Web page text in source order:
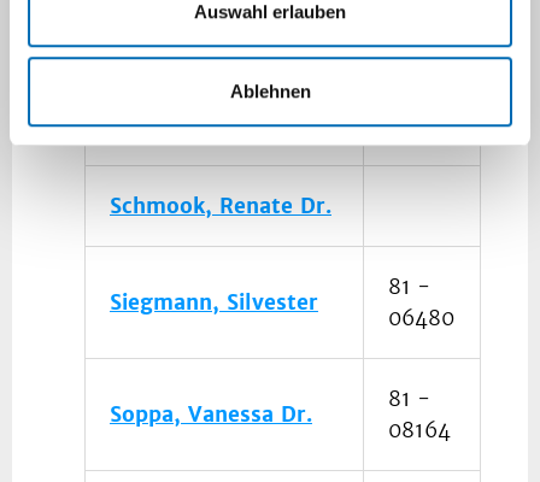
Auswahl erlauben
Ablehnen
Schmidt Stiedenroth,
Kira
17904
Schmook, Renate Dr.
Siegmann, Silvester
81 -
06480
Soppa, Vanessa Dr.
81 -
08164